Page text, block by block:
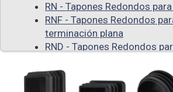
RN - Tapones Redondos
RNF - Tapones Redondos
terminación plana
RND - Tapones Redondos
RNA - Tapones Redondos
ángulo para Tubería